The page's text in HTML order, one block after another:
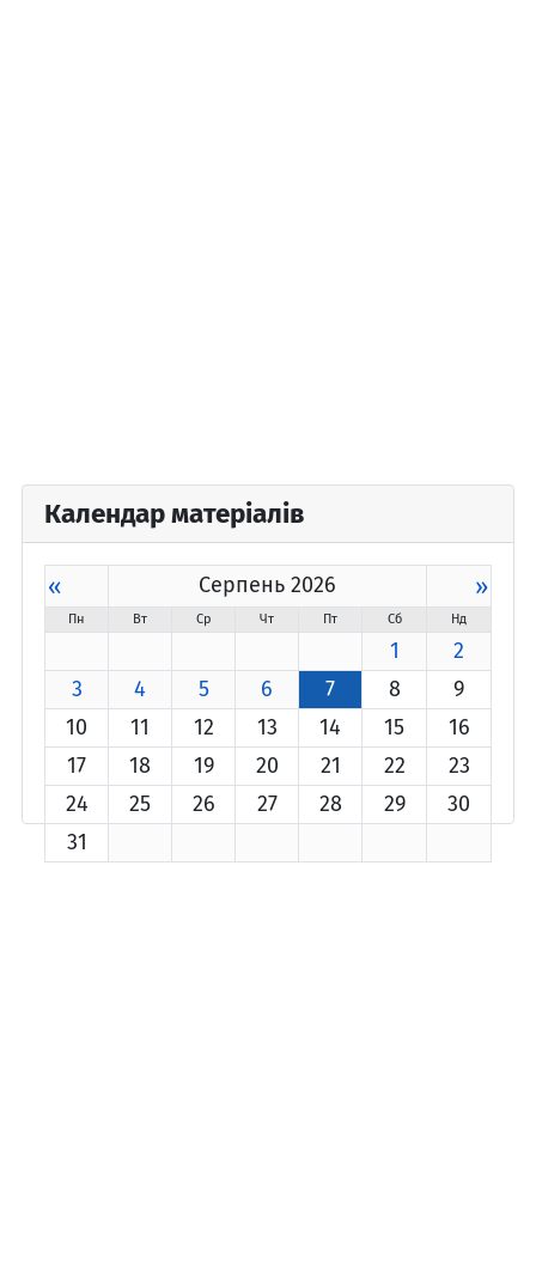
Календар матеріалів
« Серпень 2026 »
Пн Вт Ср Чт Пт Сб Нд
1
2
3
4 5 6 7 8
9
10
11 12 13 14 15
16
17
18 19 20 21 22
23
24
25 26 27 28 29
30
31